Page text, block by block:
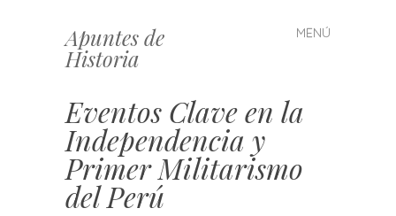
Apuntes de
Historia
MENÚ
Saltar
al
Eventos Clave en la
Independencia y
Primer Militarismo
del Perú